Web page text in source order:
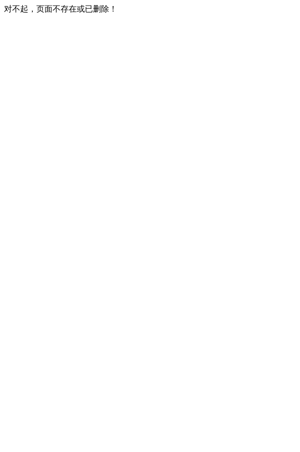
对不起，页面不存在或已删除！